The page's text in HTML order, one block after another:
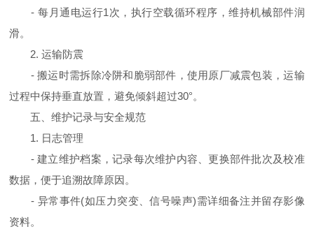
- 每月通电运行1次，执行空载循环程序，维持机械部件润
滑。
2. 运输防震
- 搬运时需拆除冷阱和脆弱部件，使用原厂减震包装，运输
过程中保持垂直放置，避免倾斜超过30°。
五、维护记录与安全规范
1. 日志管理
- 建立维护档案，记录每次维护内容、更换部件批次及校准
数据，便于追溯故障原因。
- 异常事件(如压力突变、信号噪声)需详细备注并留存影像
资料。